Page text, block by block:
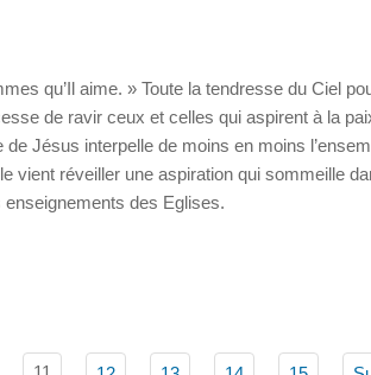
qu’Il aime. » Toute la tendresse du Ciel
de ravir ceux et celles qui aspirent à la
Jésus interpelle de moins en moins
vient réveiller une aspiration qui sommeille
des Eglises.